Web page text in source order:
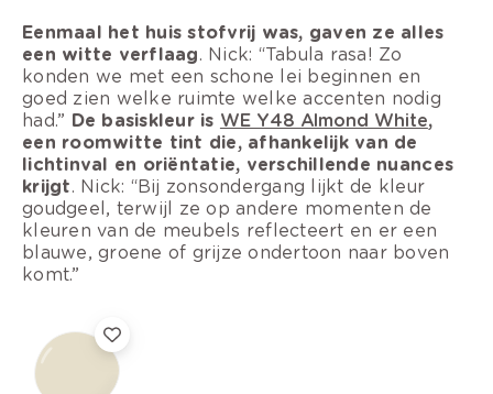
Eenmaal het huis stofvrij was, gaven ze alles
een witte verflaag. Nick: “Tabula rasa! Zo
konden we met een schone lei beginnen en
goed zien welke ruimte welke accenten nodig
had.” De basiskleur is WE Y48 Almond White,
een roomwitte tint die, afhankelijk van de
lichtinval en oriëntatie, verschillende nuances
krijgt. Nick: “Bij zonsondergang lijkt de kleur
goudgeel, terwijl ze op andere momenten de
kleuren van de meubels reflecteert en er een
blauwe, groene of grijze ondertoon naar boven
komt.”